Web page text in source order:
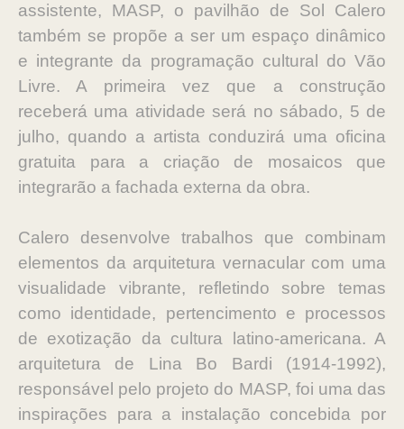
assistente, MASP, o pavilhão de Sol Calero
também se propõe a ser um espaço dinâmico
e integrante da programação cultural do Vão
Livre. A primeira vez que a construção
receberá uma atividade será no sábado, 5 de
julho, quando a artista conduzirá uma oficina
gratuita para a criação de mosaicos que
integrarão a fachada externa da obra.
Calero desenvolve trabalhos que combinam
elementos da arquitetura vernacular com uma
visualidade vibrante, refletindo sobre temas
como identidade, pertencimento e processos
de exotização da cultura latino-americana. A
arquitetura de Lina Bo Bardi (1914-1992),
responsável pelo projeto do MASP, foi uma das
inspirações para a instalação concebida por